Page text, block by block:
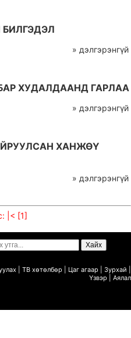
» дэлгэрэнгүй
ХУДАЛДААНД ГАРЛАА
» дэлгэрэнгүй
ХАНЖӨҮ
» дэлгэрэнгүй
|< [1]
ТВ хөтөлбөр Цаг агаар Зурхай
Үзвэр Аялал